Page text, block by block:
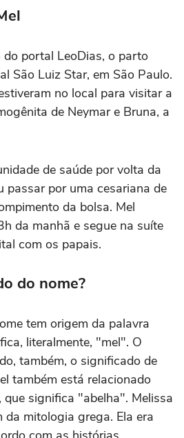
portal LeoDias, o parto
São Luiz Star, em São Paulo.
no local para visitar a
de Neymar e Bruna, a
de saúde por volta da
passar por uma cesariana de
da bolsa. Mel
da manhã e segue na suíte
com os papais.
do nome?
tem origem da palavra
literalmente, "mel". O
também, o significado de
também está relacionado
que significa "abelha". Melissa
da mitologia grega. Ela era